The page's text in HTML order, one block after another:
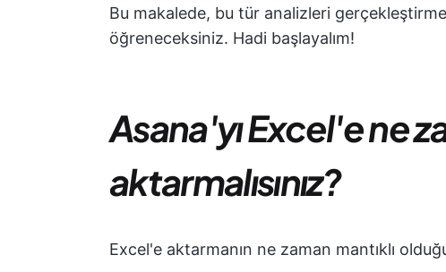
Bu makalede, bu tür analizleri
öğreneceksiniz. Hadi başlayalım!
Asana'yı Excel'e ne
aktarmalısınız?
Excel'e aktarmanın ne zaman mantıklı